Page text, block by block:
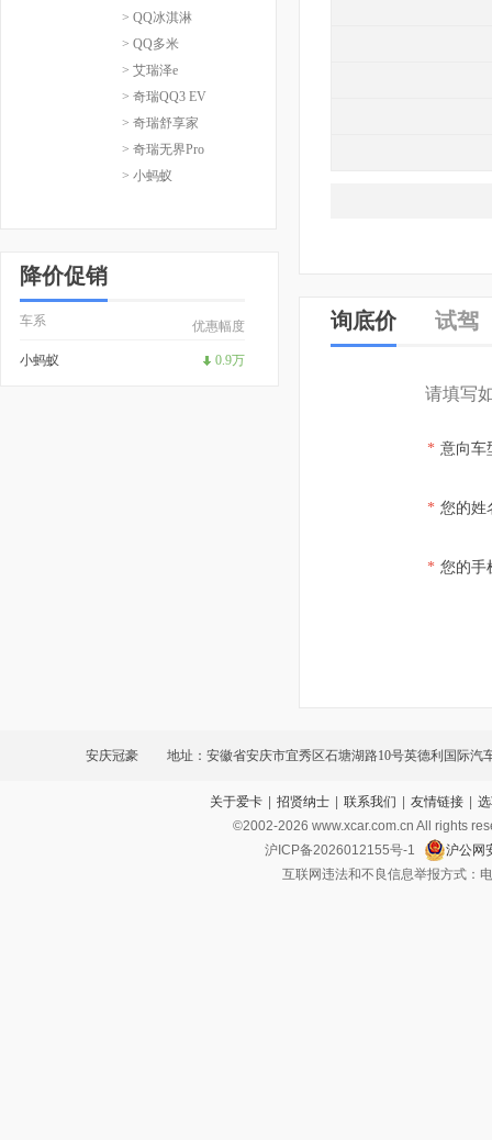
> QQ冰淇淋
> QQ多米
> 艾瑞泽e
> 奇瑞QQ3 EV
> 奇瑞舒享家
> 奇瑞无界Pro
> 小蚂蚁
降价促销
车系 优惠幅度
小蚂蚁 0.9万
询底价 试驾
请填写
* 意向车
* 您的姓
* 您的手
安庆冠豪 地址：安徽省安庆市宜秀区石塘湖路10号英德利国际汽
关于爱卡 | 招贤纳士 | 联系我们 | 友情链接 |
©2002-2026 www.xcar.com.cn All rights
沪ICP备2026012155号-1
沪公网
互联网违法和不良信息举报方式：